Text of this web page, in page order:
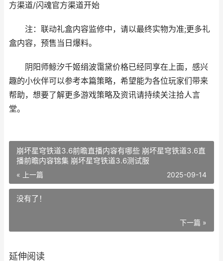
方渠道/闪魂官方渠道开始
注：联动礼盒内容监修中，请以最终实物为准;更多礼
盒内容，预售当日爆料。
阴阳师鲸汐千姬绢波霭黛价格已经同享在上面，感兴
趣的小伙伴可以参考本篇策略，希望能为各位玩家们带来
帮助，想要了解更多游戏策略及资讯请持续关注拾人言
堂。
崩坏星穹铁道3.6前瞻直播内容有哪些 崩坏星穹铁道3.6直
播前瞻内容锦集 崩坏星穹铁道3.6测试服
« 上一篇 2025-09-14
没有了！
下一篇 »
延伸阅读